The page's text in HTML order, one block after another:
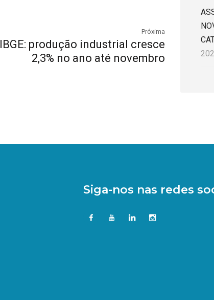
Próxima
IBGE: produção industrial cresce
2,3% no ano até novembro
Siga-nos nas redes